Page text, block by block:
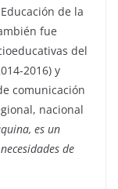
de la
fue
del
2016) y
comunicación
nacional
es un
de